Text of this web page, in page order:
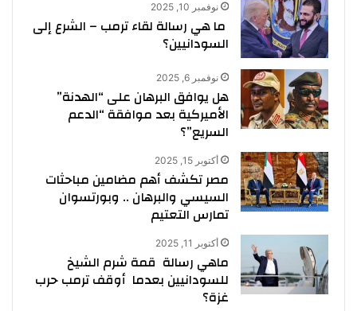
نوفمبر 10, 2025
ما هي رسالة لقاء ترمب – الشرع إلى
السودانيين؟
نوفمبر 6, 2025
هل يوافق البرهان على “الهدنة”
الأميركية بعد موافقة “الدعم
السريع”؟
أكتوبر 15, 2025
مصر تكشف أهم مضامين مباحثات
السيسي والبرهان .. وبورتسوان
تمارس التعتيم
أكتوبر 11, 2025
ماهي رسالة قمة شرم الشيخ
للسودانيين بعدما أوقف ترمب حرب
غزة؟